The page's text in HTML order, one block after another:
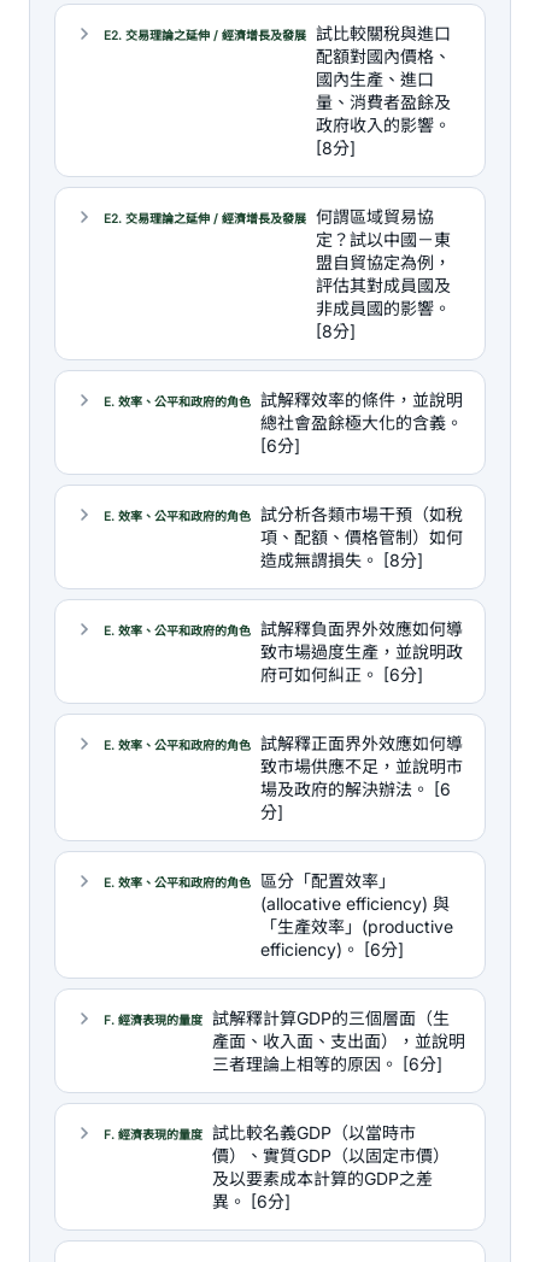
E2. 交易理論之延伸 / 經濟增長及發展
試比較關稅與進口
配額對國內價格、
國內生產、進口
量、消費者盈餘及
政府收入的影響。
[8分]
E2. 交易理論之延伸 / 經濟增長及發展
何謂區域貿易協
定？試以中國－東
盟自貿協定為例，
評估其對成員國及
非成員國的影響。
[8分]
E. 效率、公平和政府的角色
試解釋效率的條件，並說明
總社會盈餘極大化的含義。
[6分]
E. 效率、公平和政府的角色
試分析各類市場干預（如稅
項、配額、價格管制）如何
造成無謂損失。 [8分]
E. 效率、公平和政府的角色
試解釋負面界外效應如何導
致市場過度生產，並說明政
府可如何糾正。 [6分]
E. 效率、公平和政府的角色
試解釋正面界外效應如何導
致市場供應不足，並說明市
場及政府的解決辦法。 [6
分]
E. 效率、公平和政府的角色
區分「配置效率」
(allocative efficiency) 與
「生產效率」(productive
efficiency)。 [6分]
F. 經濟表現的量度
試解釋計算GDP的三個層面（生
產面、收入面、支出面），並說明
三者理論上相等的原因。 [6分]
F. 經濟表現的量度
試比較名義GDP（以當時市
價）、實質GDP（以固定市價）
及以要素成本計算的GDP之差
異。 [6分]